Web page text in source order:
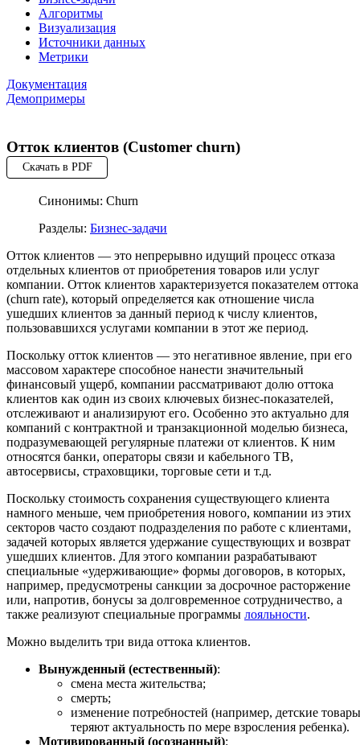
Алгоритмы
Визуализация
Источники данных
Метрики
Документация
Демопримеры
Отток клиентов (Customer churn)
Скачать в PDF
Синонимы: Churn
Разделы: Бизнес-задачи
Отток клиентов — это непрерывно идущий процесс отказа
отдельных клиентов от приобретения товаров или услуг
компании. Отток клиентов характеризуется показателем оттока
(churn rate), который определяется как отношение числа
ушедших клиентов за данный период к числу клиентов,
пользовавшихся услугами компании в этот же период.
Поскольку отток клиентов — это негативное явление, при его
массовом характере способное нанести значительный
финансовый ущерб, компании рассматривают долю оттока
клиентов как один из своих ключевых бизнес-показателей,
отслеживают и анализируют его. Особенно это актуально для
компаний с контрактной и транзакционной моделью бизнеса,
подразумевающей регулярные платежи от клиентов. К ним
относятся банки, операторы связи и кабельного ТВ,
автосервисы, страховщики, торговые сети и т.д.
Поскольку стоимость сохранения существующего клиента
намного меньше, чем приобретения нового, компании из этих
секторов часто создают подразделения по работе с клиентами,
задачей которых является удержание существующих и возврат
ушедших клиентов. Для этого компании разрабатывают
специальные «удерживающие» формы договоров, в которых,
например, предусмотрены санкции за досрочное расторжение
или, напротив, бонусы за долговременное сотрудничество, а
также реализуют специальные программы лояльности.
Можно выделить три вида оттока клиентов.
Вынужденный (естественный):
смена места жительства;
смерть;
изменение потребностей (например, детские товары
теряют актуальность по мере взросления ребенка).
Мотивированный (осознанный):